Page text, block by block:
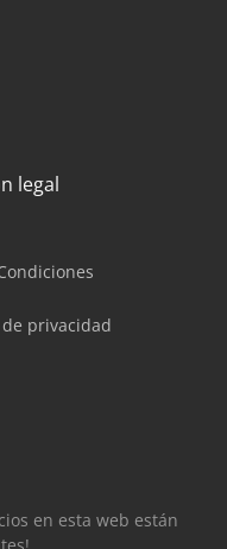
legal
privacidad
en esta web están